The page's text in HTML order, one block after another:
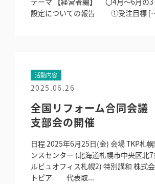
設定についての報告 ①受注目標
活動内容
2025.06.26
全国リフォーム合同会
支部会の開催
日程 2025年6月25日(金) 会場 TKP札
ンスセンター (北海道札幌市中央区北
ルビュオフィス札幌2) 特別講和 株式
トピア 代表取...